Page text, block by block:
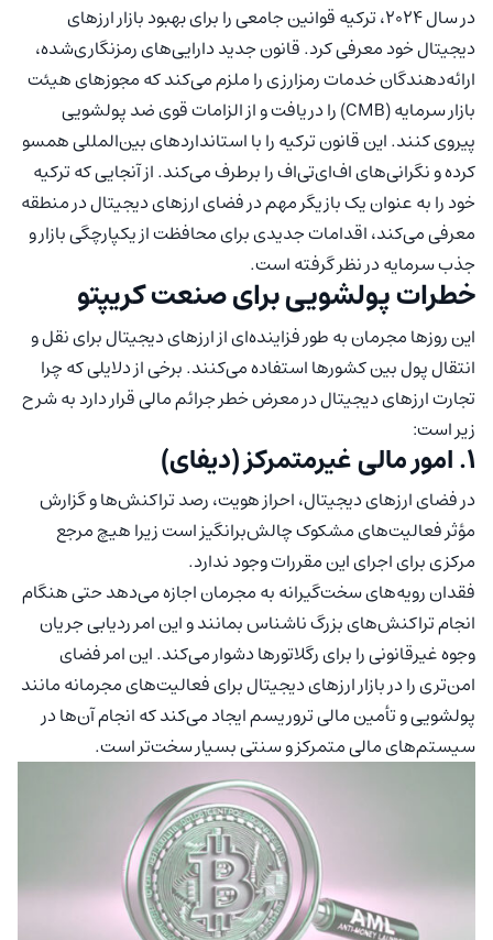
در سال 2024، ترکیه قوانین جامعی را برای بهبود بازار ارزهای
دیجیتال خود معرفی کرد. قانون جدید دارایی‌های رمزنگاری‌شده،
ارائه‌دهندگان خدمات رمزارزی را ملزم می‌کند که مجوزهای هیئت
بازار سرمایه (CMB) را دریافت و از الزامات قوی ضد پولشویی
پیروی کنند. این قانون ترکیه را با استانداردهای بین‌المللی همسو
کرده و نگرانی‌های اف‌ای‌تی‌اف را برطرف می‌کند. از آنجایی که ترکیه
خود را به عنوان یک بازیگر مهم در فضای ارزهای دیجیتال در منطقه
معرفی می‌کند، اقدامات جدیدی برای محافظت از یکپارچگی بازار و
جذب سرمایه در نظر گرفته است.
خطرات پولشویی برای صنعت کریپتو
این روزها مجرمان به طور فزاینده‌ای از ارزهای دیجیتال برای نقل و
انتقال پول بین کشورها استفاده می‌کنند. برخی از دلایلی که چرا
تجارت ارزهای دیجیتال در معرض خطر جرائم مالی قرار دارد به شرح
زیر است:
۱. امور مالی غیرمتمرکز (دیفای)
در فضای ارزهای دیجیتال، احراز هویت، رصد تراکنش‌ها و گزارش
مؤثر فعالیت‌های مشکوک چالش‌برانگیز است زیرا هیچ مرجع
مرکزی برای اجرای این مقررات وجود ندارد.
فقدان رویه‌های سخت‌گیرانه به مجرمان اجازه می‌دهد حتی هنگام
انجام تراکنش‌های بزرگ ناشناس بمانند و این امر ردیابی جریان
وجوه غیرقانونی را برای رگلاتورها دشوار می‌کند. این امر فضای
امن‌تری را در بازار ارزهای دیجیتال برای فعالیت‌های مجرمانه مانند
پولشویی و تأمین مالی تروریسم ایجاد می‌کند که انجام آن‌ها در
سیستم‌های مالی متمرکز و سنتی بسیار سخت‌تر است.